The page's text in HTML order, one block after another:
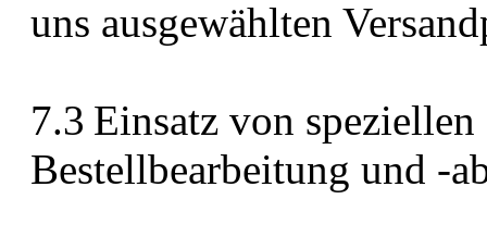
uns ausgewählten
7.3 Einsatz von
Bestellbearbeitung und -